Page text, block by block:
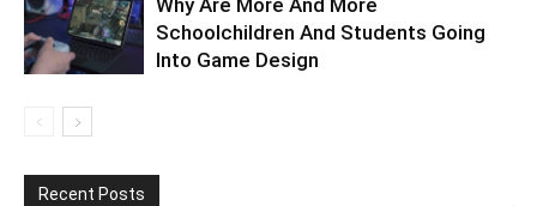
Why Are More And More
Schoolchildren And Students Going
Into Game Design
Recent Posts